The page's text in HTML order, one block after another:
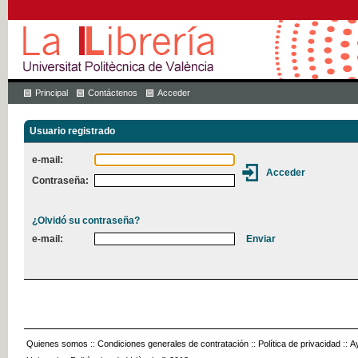
Principal Contáctenos Acceder
Usuario registrado
e-mail:
Contraseña:
¿Olvidó su contraseña?
e-mail:
Quienes somos :: Condiciones generales de contratación :: Política de privacidad ::